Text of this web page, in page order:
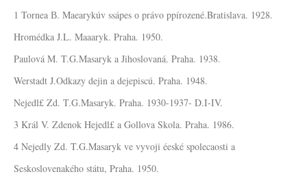
1 Tornea В. Maearykúv ssápes о právo ppírozené.Bratislava. 1928.
Hromédka J.L. Maaaryk. Praha. 1950.
Paulová M. T.G.Masaryk a Jihoslovaná. Praha. 1938.
Werstadt J.Odkazy dejin a dejepiscú. Praha. 1948.
Nejedl£ Zd. T.G.Masaryk. Praha. 1930-1937- D.I-IV.
3 Král V. Zdenok Hejedl£ a Gollova Skola. Praha. 1986.
4 Nejedly Zd. T.G.Masaryk ve vyvoji éeské spolecaosti a
Seskoslovenakého státu, Praha. 1950.